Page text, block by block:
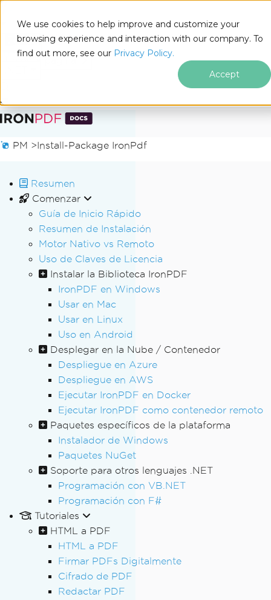
We use cookies to help improve and customize your
browsing experience and interaction with our company. To
find out more, see our Privacy Policy.
Accept
Saltar al pie de página
Docs
PM >Install-Package IronPdf
Resumen
Comenzar
Guía de Inicio Rápido
Resumen de Instalación
Motor Nativo vs Remoto
Uso de Claves de Licencia
Instalar la Biblioteca IronPDF
IronPDF en Windows
Usar en Mac
Usar en Linux
Uso en Android
Desplegar en la Nube / Contenedor
Despliegue en Azure
Despliegue en AWS
Ejecutar IronPDF en Docker
Ejecutar IronPDF como contenedor remoto
Paquetes específicos de la plataforma
Instalador de Windows
Paquetes NuGet
Soporte para otros lenguajes .NET
Programación con VB.NET
Programación con F#
Tutoriales
HTML a PDF
HTML a PDF
Firmar PDFs Digitalmente
Cifrado de PDF
Redactar PDF